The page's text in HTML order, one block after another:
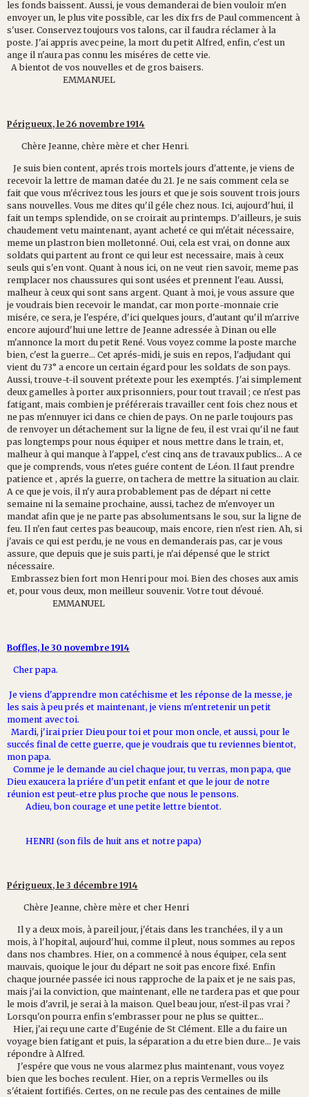
les fonds baissent. Aussi, je vous demanderai de bien vouloir m'en
envoyer un, le plus vite possible, car les dix frs de Paul commencent à
s'user. Conservez toujours vos talons, car il faudra réclamer à la
poste. J'ai appris avec peine, la mort du petit Alfred, enfin, c'est un
ange il n'aura pas connu les miséres de cette vie.
A bientot de vos nouvelles et de gros baisers.
EMMANUEL
Périgueux, le 26 novembre 1914
Chère Jeanne, chère mère et cher Henri.
Je suis bien content, aprés trois mortels jours d'attente, je viens de
recevoir la lettre de maman datée du 21. Je ne sais comment cela se
fait que vous m'écrivez tous les jours et que je sois souvent trois jours
sans nouvelles. Vous me dites qu'il géle chez nous. Ici, aujourd'hui, il
fait un temps splendide, on se croirait au printemps. D'ailleurs, je suis
chaudement vetu maintenant, ayant acheté ce qui m'était nécessaire,
meme un plastron bien molletonné. Oui, cela est vrai, on donne aux
soldats qui partent au front ce qui leur est necessaire, mais à ceux
seuls qui s'en vont. Quant à nous ici, on ne veut rien savoir, meme pas
remplacer nos chaussures qui sont usées et prennent l'eau. Aussi,
malheur à ceux qui sont sans argent. Quant à moi, je vous assure que
je voudrais bien recevoir le mandat, car mon porte-monnaie crie
misére, ce sera, je l'espére, d'ici quelques jours, d'autant qu'il m'arrive
encore aujourd'hui une lettre de Jeanne adressée à Dinan ou elle
m'annonce la mort du petit René. Vous voyez comme la poste marche
bien, c'est la guerre... Cet aprés-midi, je suis en repos, l'adjudant qui
vient du 73° a encore un certain égard pour les soldats de son pays.
Aussi, trouve-t-il souvent prétexte pour les exemptés. J'ai simplement
deux gamelles à porter aux prisonniers, pour tout travail ; ce n'est pas
fatigant, mais combien je préférerais travailler cent fois chez nous et
ne pas m'ennuyer ici dans ce chien de pays. On ne parle toujours pas
de renvoyer un détachement sur la ligne de feu, il est vrai qu'il ne faut
pas longtemps pour nous équiper et nous mettre dans le train, et,
malheur à qui manque à l'appel, c'est cinq ans de travaux publics... A ce
que je comprends, vous n'etes guére content de Léon. Il faut prendre
patience et , aprés la guerre, on tachera de mettre la situation au clair.
A ce que je vois, il n'y aura probablement pas de départ ni cette
semaine ni la semaine prochaine, aussi, tachez de m'envoyer un
mandat afin que je ne parte pas absolumentsans le sou, sur la ligne de
feu. Il n'en faut certes pas beaucoup, mais encore, rien n'est rien. Ah, si
j'avais ce qui est perdu, je ne vous en demanderais pas, car je vous
assure, que depuis que je suis parti, je n'ai dépensé que le strict
nécessaire.
Embrassez bien fort mon Henri pour moi. Bien des choses aux amis
et, pour vous deux, mon meilleur souvenir. Votre tout dévoué.
EMMANUEL
Boffles, le 30 novembre 1914
Cher papa.
Je viens d'apprendre mon catéchisme et les réponse de la messe, je
les sais à peu prés et maintenant, je viens m'entretenir un petit
moment avec toi.
Mardi, j'irai prier Dieu pour toi et pour mon oncle, et aussi, pour le
succés final de cette guerre, que je voudrais que tu reviennes bientot,
mon papa.
Comme je le demande au ciel chaque jour, tu verras, mon papa, que
Dieu exaucera la priére d'un petit enfant et que le jour de notre
réunion est peut-etre plus proche que nous le pensons.
Adieu, bon courage et une petite lettre bientot.
HENRI (son fils de huit ans et notre papa)
Périgueux, le 3 décembre 1914
Chère Jeanne, chère mère et cher Henri
Il y a deux mois, à pareil jour, j'étais dans les tranchées, il y a un
mois, à l'hopital, aujourd'hui, comme il pleut, nous sommes au repos
dans nos chambres. Hier, on a commencé à nous équiper, cela sent
mauvais, quoique le jour du départ ne soit pas encore fixé. Enfin
chaque journée passée ici nous rapproche de la paix et je ne sais pas,
mais j'ai la conviction, que maintenant, elle ne tardera pas et que pour
le mois d'avril, je serai à la maison. Quel beau jour, n'est-il pas vrai ?
Lorsqu'on pourra enfin s'embrasser pour ne plus se quitter...
Hier, j'ai reçu une carte d'Eugénie de St Clément. Elle a du faire un
voyage bien fatigant et puis, la séparation a du etre bien dure... Je vais
répondre à Alfred.
J'espére que vous ne vous alarmez plus maintenant, vous voyez
bien que les boches reculent. Hier, on a repris Vermelles ou ils
s'étaient fortifiés. Certes, on ne recule pas des centaines de mille